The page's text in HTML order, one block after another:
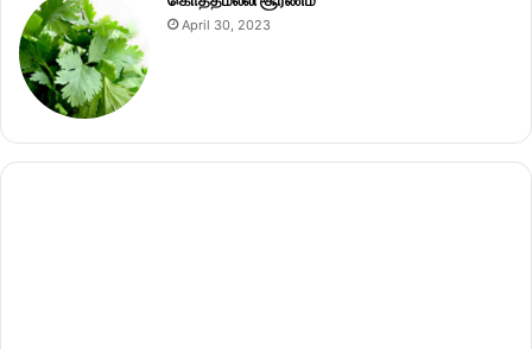
April 30, 2023